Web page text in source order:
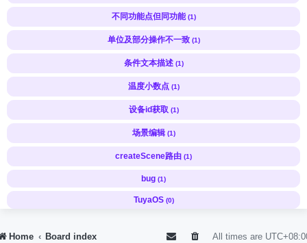
不同功能点但同功能 (1)
单位及部分操作不一致 (1)
条件文本描述 (1)
温度小数点 (1)
设备id获取 (1)
场景编辑 (1)
createScene路由 (1)
bug (1)
TuyaOS (0)
Home Board index All times are